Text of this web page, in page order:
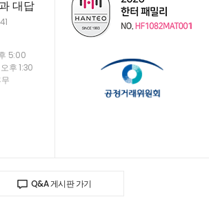
대답
5:00
후 1:30
Q&A 게시판 가기